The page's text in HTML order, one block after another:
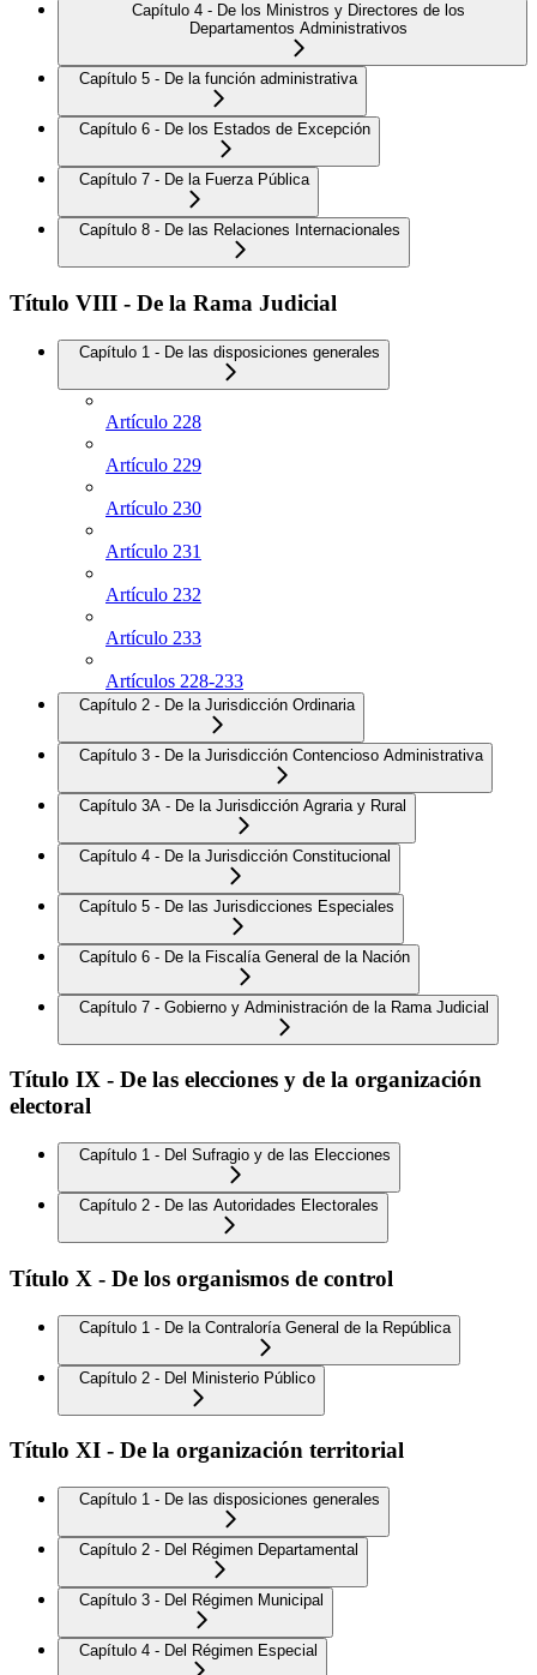
Capítulo 4 - De los Ministros y Directores de los
Departamentos Administrativos
Capítulo 5 - De la función administrativa
Capítulo 6 - De los Estados de Excepción
Capítulo 7 - De la Fuerza Pública
Capítulo 8 - De las Relaciones Internacionales
Título VIII - De la Rama Judicial
Capítulo 1 - De las disposiciones generales
Artículo 228
Artículo 229
Artículo 230
Artículo 231
Artículo 232
Artículo 233
Artículos 228-233
Capítulo 2 - De la Jurisdicción Ordinaria
Capítulo 3 - De la Jurisdicción Contencioso Administrativa
Capítulo 3A - De la Jurisdicción Agraria y Rural
Capítulo 4 - De la Jurisdicción Constitucional
Capítulo 5 - De las Jurisdicciones Especiales
Capítulo 6 - De la Fiscalía General de la Nación
Capítulo 7 - Gobierno y Administración de la Rama Judicial
Título IX - De las elecciones y de la organización
electoral
Capítulo 1 - Del Sufragio y de las Elecciones
Capítulo 2 - De las Autoridades Electorales
Título X - De los organismos de control
Capítulo 1 - De la Contraloría General de la República
Capítulo 2 - Del Ministerio Público
Título XI - De la organización territorial
Capítulo 1 - De las disposiciones generales
Capítulo 2 - Del Régimen Departamental
Capítulo 3 - Del Régimen Municipal
Capítulo 4 - Del Régimen Especial